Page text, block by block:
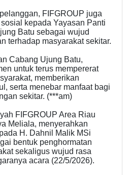
FIFGROUP juga
kepada Yayasan Panti
Batu sebagai wujud
terhadap masyarakat sekitar.
Cabang Ujung Batu,
untuk terus mempererat
memberikan
serta menebar manfaat bagi
sekitar. (***am)
FIFGROUP Area Riau
Meliala, menyerahkan
H. Dahnil Malik MSi
bentuk penghormatan
sekaligus wujud rasa
acara (22/5/2026).